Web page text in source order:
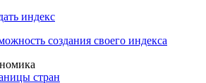
индекс
создания своего индекса
стран